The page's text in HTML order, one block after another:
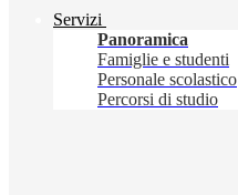
Servizi
Panoramica
Famiglie e studenti
Personale scolastico
Percorsi di studio